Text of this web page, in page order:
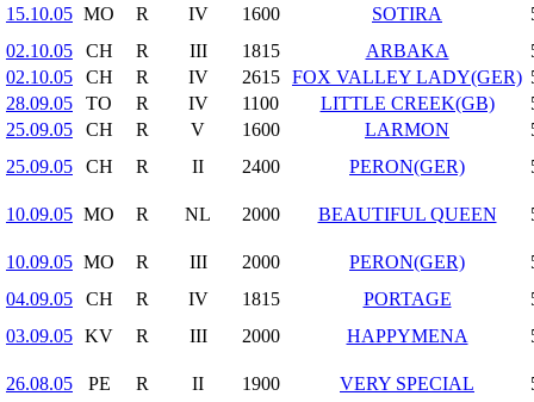
15.10.05 MO R IV 1600 SOTIRA
02.10.05
CH R III 1815 ARBAKA
02.10.05
CH R IV 2615 FOX VALLEY LADY(GER)
28.09.05
TO R IV 1100 LITTLE CREEK(GB)
25.09.05
CH R V 1600 LARMON
25.09.05
CH R II 2400 PERON(GER)
10.09.05 MO R NL 2000 BEAUTIFUL QUEEN
10.09.05 MO R III 2000 PERON(GER)
04.09.05
CH R IV 1815 PORTAGE
03.09.05 KV R III 2000 HAPPYMENA
26.08.05 PE R II 1900 VERY SPECIAL